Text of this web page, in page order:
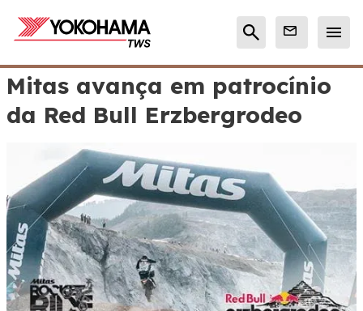
Mitas avança em patrocínio
da Red Bull Erzbergrodeo